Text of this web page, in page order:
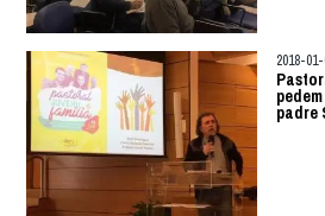
2018-
padre